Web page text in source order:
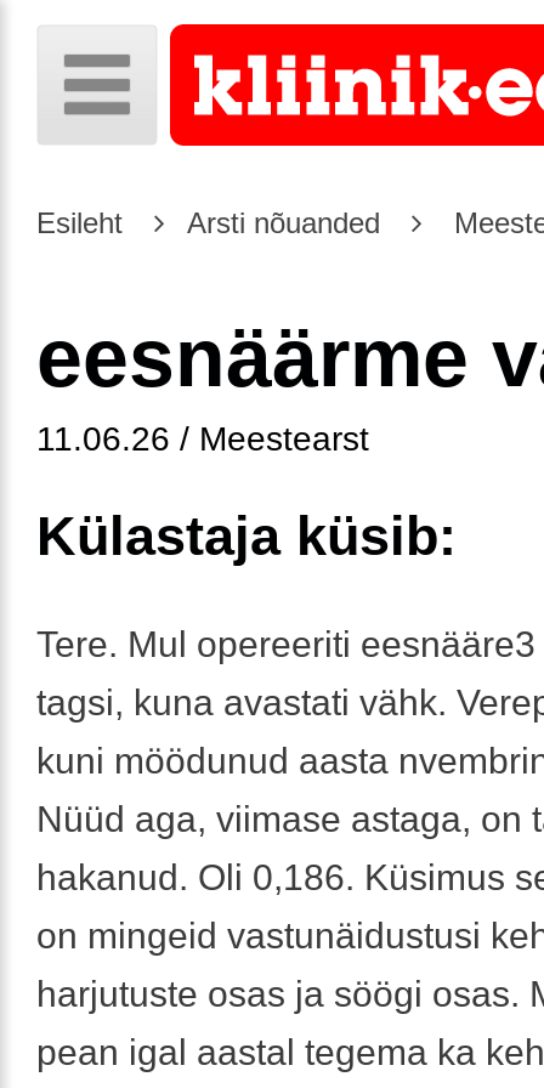
Esileht Arsti nõuanded
eesnäärme
11.06.26 / Meestearst
Külastaja küsib:
Tere. Mul opereeriti
tagsi, kuna avastati vähk.
kuni möödunud aasta
Nüüd aga, viimase astaga, on
hakanud. Oli 0,186. Küsimus
on mingeid vastunäidustusi
harjutuste osas ja söögi osas.
pean igal aastal tegema ka